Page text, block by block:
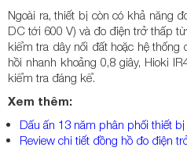
Ngoài ra, thiết bị còn có khả năng
DC tới 600 V) và đo điện trở thấp
kiểm tra dây nối đất hoặc hệ
hồi nhanh khoảng 0,8 giây, Hioki
kiểm tra đáng kể.
Xem thêm:
Dấu ấn 13 năm phân phối thiết
Review chi tiết đồng hồ đo điện